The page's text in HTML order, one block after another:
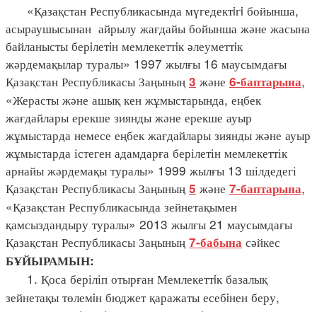
«Қазақстан Республикасында мүгедектiгi бойынша,
асыраушысынан айрылу жағдайы бойынша және жасына
байланысты берiлетiн мемлекеттiк әлеуметтiк
жәрдемақылар туралы» 1997 жылғы 16 маусымдағы
Қазақстан Республикасы Заңының 3 және 6-баптарына,
«Жерасты және ашық кен жұмыстарында, еңбек
жағдайлары ерекше зиянды және ерекше ауыр
жұмыстарда немесе еңбек жағдайлары зиянды және ауыр
жұмыстарда істеген адамдарға берілетін мемлекеттік
арнайы жәрдемақы туралы» 1999 жылғы 13 шілдедегі
Қазақстан Республикасы Заңының 5 және 7-баптарына,
«Қазақстан Республикасында зейнетақымен
қамсыздандыру туралы» 2013 жылғы 21 маусымдағы
Қазақстан Республикасы Заңының 7-бабына сәйкес
БҰЙЫРАМЫН:
1. Қоса беріліп отырған Мемлекеттiк базалық
зейнетақы төлемiн бюджет қаражаты есебiнен беру,